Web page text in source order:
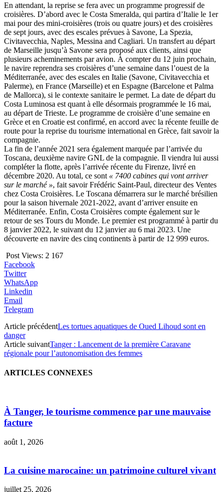
En attendant, la reprise se fera avec un programme progressif de
croisières. D’abord avec le Costa Smeralda, qui partira d’Italie le 1er
mai pour des mini-croisières (trois ou quatre jours) et des croisières
de sept jours, avec des escales prévues à Savone, La Spezia,
Civitavecchia, Naples, Messina and Cagliari. Un transfert au départ
de Marseille jusqu’à Savone sera proposé aux clients, ainsi que
plusieurs acheminements par avion. À compter du 12 juin prochain,
le navire reprendra ses croisières d’une semaine dans l’ouest de la
Méditerranée, avec des escales en Italie (Savone, Civitavecchia et
Palerme), en France (Marseille) et en Espagne (Barcelone et Palma
de Mallorca), si le contexte sanitaire le permet. La date de départ du
Costa Luminosa est quant à elle désormais programmée le 16 mai,
au départ de Trieste. Le programme de croisière d’une semaine en
Grèce et en Croatie est confirmé, en accord avec la récente feuille de
route pour la reprise du tourisme international en Grèce, fait savoir la
compagnie.
La fin de l’année 2021 sera également marquée par l’arrivée du
Toscana, deuxième navire GNL de la compagnie. Il viendra lui aussi
compléter la flotte, après l’arrivée récente du Firenze, livré en
décembre 2020. Au total, ce sont « 7400 cabines qui vont arriver
sur le marché », fait savoir Frédéric Saint-Paul, directeur des Ventes
chez Costa Croisières. Le Toscana démarrera sur le marché brésilien
pour la saison hivernale 2021-2022, avant d’arriver ensuite en
Méditerranée. Enfin, Costa Croisières compte également sur le
retour de ses Tours du Monde. Le premier est programmé à partir du
8 janvier 2022, le suivant du 12 janvier au 6 mai 2023. Une
découverte en navire des cinq continents à partir de 12 999 euros.
Post Views: 2 167
Facebook
Twitter
WhatsApp
Linkedin
Email
Telegram
Article précédentLes tortues aquatiques de Oued Lihoud sont en
danger
Article suivantTanger : Lancement de la première Caravane
régionale pour l’autonomisation des femmes
ARTICLES CONNEXES
À Tanger, le tourisme commence par une mauvaise
facture
août 1, 2026
La cuisine marocaine: un patrimoine culturel vivant
juillet 25, 2026